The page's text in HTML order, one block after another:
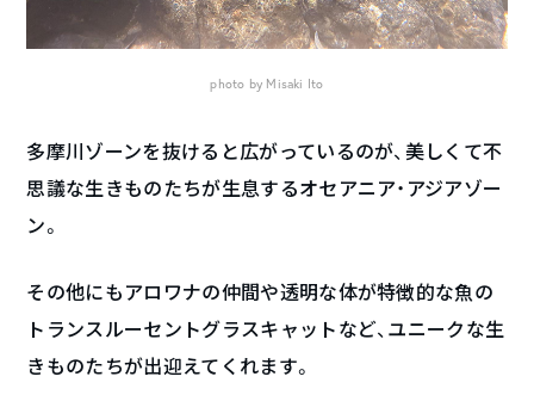
photo by Misaki Ito
多摩川ゾーンを抜けると広がっているのが、美しくて不
思議な生きものたちが生息するオセアニア・アジアゾー
ン。
その他にもアロワナの仲間や透明な体が特徴的な魚の
トランスルーセントグラスキャットなど、ユニークな生
きものたちが出迎えてくれます。